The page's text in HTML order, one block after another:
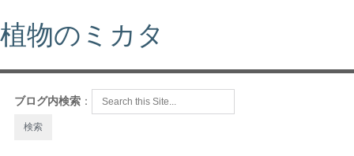
植物のミカタ
ブログ内検索 ：